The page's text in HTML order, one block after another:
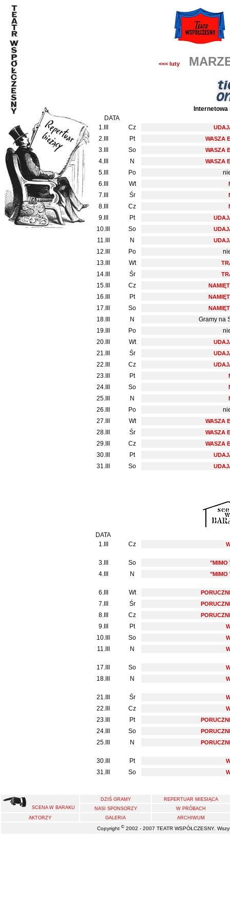
<<< luty
DATA
1.III
Cz
2.III Pt WASZA
3.III So WASZA
4.III N WASZA
5.III Po
6.III
Wt
7.III Śr
8.III Cz
9.III Pt
10.III So
11.III N
12.III Po
13.III
Wt
14.III Śr
15.III Cz
16.III Pt
17.III So
18.III N
Gramy na
19.III
Po
20.III
Wt
21.III Śr
22.III Cz
23.III Pt
24.III So
25.III N
26.III Po
27.III
Wt WASZA
28.III Śr WASZA
29.III Cz WASZA
30.III Pt
31.III So
DATA
1.III
Cz
3.III So "MIMO
4.III N "MIMO
6.III Wt
7.III Śr
8.III Cz
9.III Pt
10.III So
11.III N
17.III So
18.III N
21.III Śr
22.III Cz
23.III Pt
24.III So
25.III N
30.III Pt
31.III So
SCENA W BARAKU
DZIŚ GRAMY
REPERTUAR MIESIĄCA
NASI SPONSORZY
W PRÓBACH
AKTORZY
GALERIA ARCHIWUM
Copyright © 2002 - 2007 TEATR WSPÓŁCZESNY.